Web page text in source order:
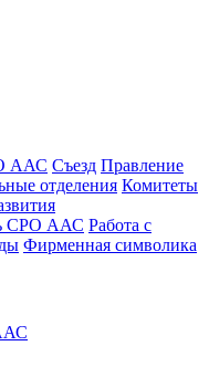
ААС Съезд Правление
отделения Комитеты
СРО ААС Работа с
Фирменная символика